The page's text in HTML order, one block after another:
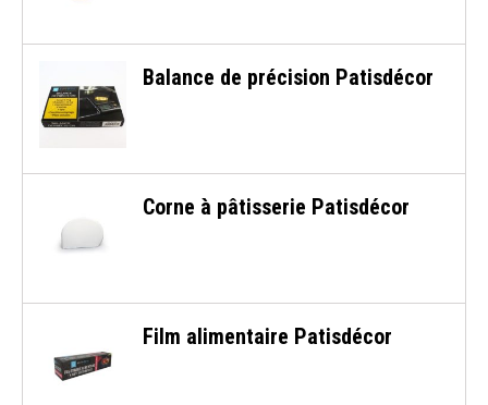
Balance de précision Patisdécor
Corne à pâtisserie Patisdécor
Film alimentaire Patisdécor